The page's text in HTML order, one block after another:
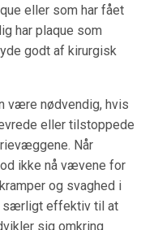
eller som har fået
har plaque som
godt af kirurgisk
være nødvendig, hvis
eller tilstoppede
Når
ikke nå vævene for
og svaghed i
særligt effektiv til at
sig omkring